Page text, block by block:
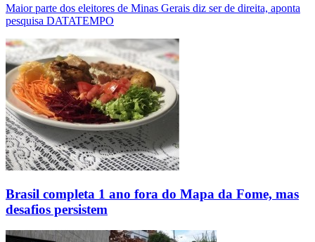
Maior parte dos eleitores de Minas Gerais diz ser de direita, aponta
pesquisa DATATEMPO
Brasil completa 1 ano fora do Mapa da Fome, mas
desafios persistem